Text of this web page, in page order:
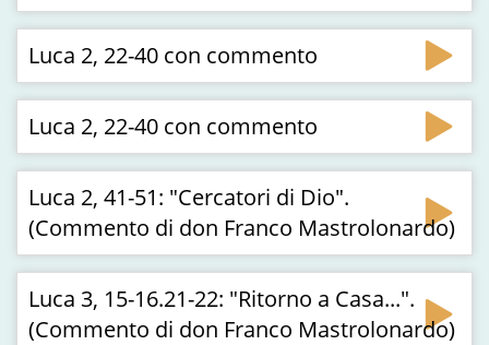
Luca 2, 22-40 con commento
Luca 2, 22-40 con commento
Luca 2, 41-51: "Cercatori di Dio".
(Commento di don Franco Mastrolonardo)
Luca 3, 15-16.21-22: "Ritorno a Casa...".
(Commento di don Franco Mastrolonardo)